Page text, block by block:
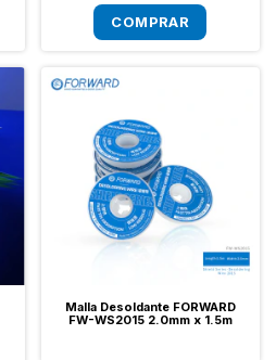
Malla Desoldante FORWARD
FW-WS2015 2.0mm x 1.5m